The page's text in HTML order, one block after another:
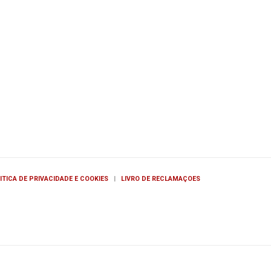
DE PRIVACIDADE E COOKIES | LIVRO DE RECLAMAÇOES